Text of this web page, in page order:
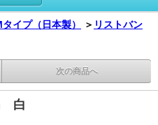
イプ（日本製） ＞ リストバン
次の商品へ
白